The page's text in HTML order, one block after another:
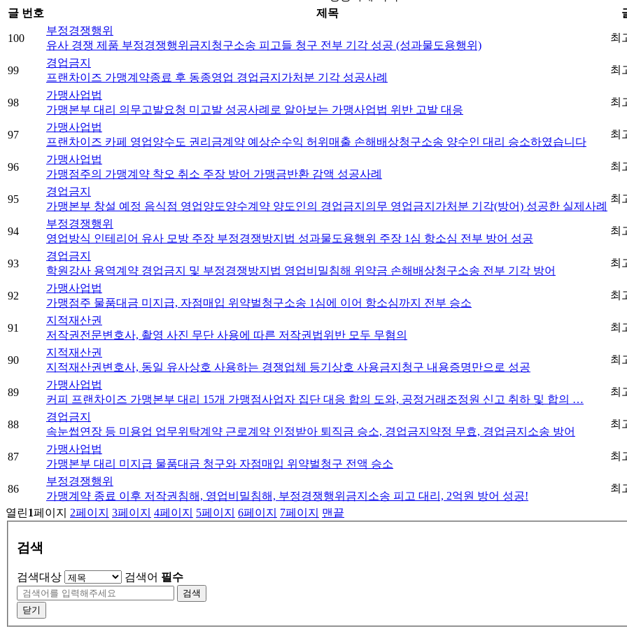
글 번호
제목
100
부정경쟁행위
유사 경쟁 제품 부정경쟁행위금지청구소송 피고들 청구 전부 기각 성공 (성과물도용행위)
최
99
경업금지
프랜차이즈 가맹계약종료 후 동종영업 경업금지가처분 기각 성공사례
최
98
가맹사업법
가맹본부 대리 의무고발요청 미고발 성공사례로 알아보는 가맹사업법 위반 고발 대응
최
97
가맹사업법
프랜차이즈 카페 영업양수도 권리금계약 예상순수익 허위매출 손해배상청구소송 양수인 대리 승소하였습니다
최
96
가맹사업법
가맹점주의 가맹계약 착오 취소 주장 방어 가맹금반환 감액 성공사례
최
95
경업금지
가맹본부 창설 예정 음식점 영업양도양수계약 양도인의 경업금지의무 영업금지가처분 기각(방어) 성공한 실제사례
최
94
부정경쟁행위
영업방식 인테리어 유사 모방 주장 부정경쟁방지법 성과물도용행위 주장 1심 항소심 전부 방어 성공
최
93
경업금지
학원강사 용역계약 경업금지 및 부정경쟁방지법 영업비밀침해 위약금 손해배상청구소송 전부 기각 방어
최
92
가맹사업법
가맹점주 물품대금 미지급, 자점매입 위약벌청구소송 1심에 이어 항소심까지 전부 승소
최
91
지적재산권
저작권전문변호사, 촬영 사진 무단 사용에 따른 저작권법위반 모두 무혐의
최
90
지적재산권
지적재산권변호사, 동일 유사상호 사용하는 경쟁업체 등기상호 사용금지청구 내용증명만으로 성공
최
89
가맹사업법
커피 프랜차이즈 가맹본부 대리 15개 가맹점사업자 집단 대응 합의 도와, 공정거래조정원 신고 취하 및 합의 …
최
88
경업금지
속눈썹연장 등 미용업 업무위탁계약 근로계약 인정받아 퇴직금 승소, 경업금지약정 무효, 경업금지소송 방어
최
87
가맹사업법
가맹본부 대리 미지급 물품대금 청구와 자점매입 위약벌청구 전액 승소
최
86
부정경쟁행위
가맹계약 종료 이후 저작권침해, 영업비밀침해, 부정경쟁행위금지소송 피고 대리, 2억원 방어 성공!
최
열린1페이지 2페이지 3페이지 4페이지 5페이지 6페이지 7페이지 맨끝
검색
검색대상 검색어 필수
검색
닫기